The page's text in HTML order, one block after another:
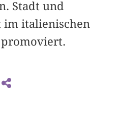
Stadt und
im italienischen